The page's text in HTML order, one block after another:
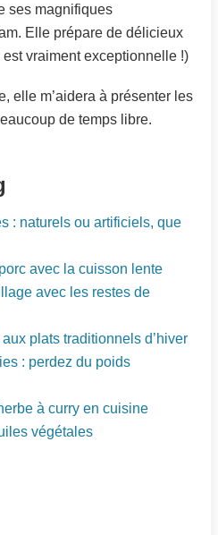
ses magnifiques
Elle prépare de délicieux
vraiment exceptionnelle !)
elle m’aidera à présenter les
de temps libre.
: naturels ou artificiels, que
avec la cuisson lente
avec les restes de
plats traditionnels d’hiver
: perdez du poids
à curry en cuisine
végétales